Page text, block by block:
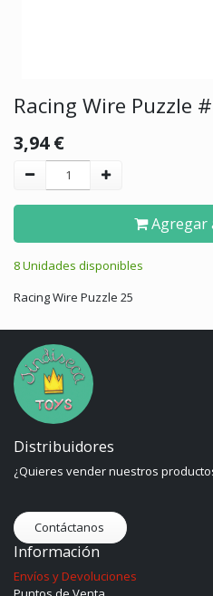
Racing Wire Puzzle
3,94€
Agregar
8 Unidades disponibles
Racing Wire Puzzle 25
Distribuidores
¿Quieres vender nuestros
Contáctanos
Información
Envíos y Devoluciones